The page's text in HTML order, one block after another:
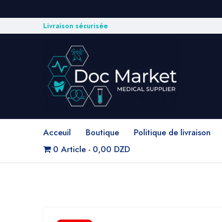
Livraison sécurisée
Acceuil Boutique
Politique de livraison
0 Article
0,00 DZD